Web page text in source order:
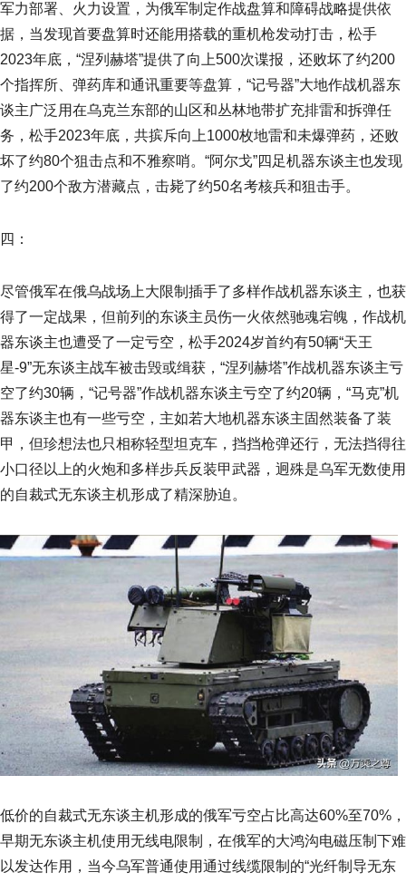
军力部署、火力设置，为俄军制定作战盘算和障碍战略提供依
据，当发现首要盘算时还能用搭载的重机枪发动打击，松手
2023年底，“涅列赫塔”提供了向上500次谍报，还败坏了约200
个指挥所、弹药库和通讯重要等盘算，“记号器”大地作战机器东
谈主广泛用在乌克兰东部的山区和丛林地带扩充排雷和拆弹任
务，松手2023年底，共摈斥向上1000枚地雷和未爆弹药，还败
坏了约80个狙击点和不雅察哨。“阿尔戈”四足机器东谈主也发现
了约200个敌方潜藏点，击毙了约50名考核兵和狙击手。
四：
尽管俄军在俄乌战场上大限制插手了多样作战机器东谈主，也获
得了一定战果，但前列的东谈主员伤一火依然驰魂宕魄，作战机
器东谈主也遭受了一定亏空，松手2024岁首约有50辆“天王
星-9”无东谈主战车被击毁或缉获，“涅列赫塔”作战机器东谈主亏
空了约30辆，“记号器”作战机器东谈主亏空了约20辆，“马克”机
器东谈主也有一些亏空，主如若大地机器东谈主固然装备了装
甲，但珍想法也只相称轻型坦克车，挡挡枪弹还行，无法挡得往
小口径以上的火炮和多样步兵反装甲武器，迥殊是乌军无数使用
的自裁式无东谈主机形成了精深胁迫。
低价的自裁式无东谈主机形成的俄军亏空占比高达60%至70%，
早期无东谈主机使用无线电限制，在俄军的大鸿沟电磁压制下难
以发达作用，当今乌军普通使用通过线缆限制的“光纤制导无东